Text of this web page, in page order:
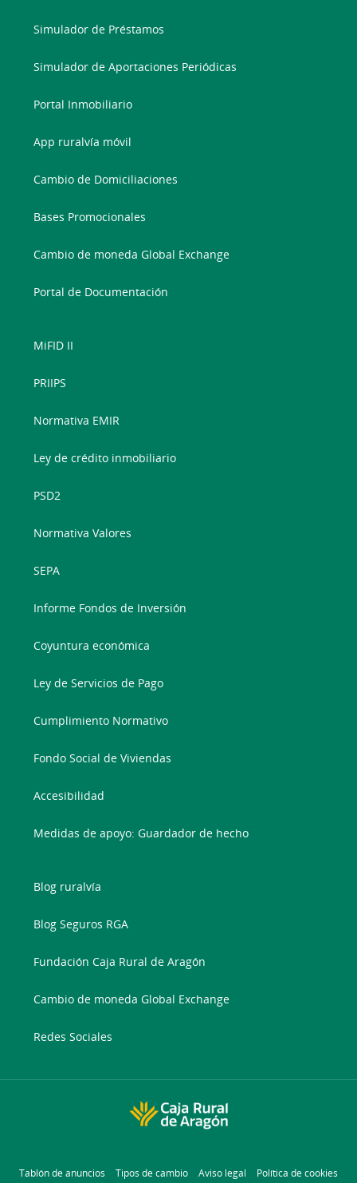
Simulador de Préstamos
Simulador de Aportaciones Periódicas
Portal Inmobiliario
App ruralvía móvil
Cambio de Domiciliaciones
Bases Promocionales
Cambio de moneda Global Exchange
Portal de Documentación
MiFID II
PRIIPS
Normativa EMIR
Ley de crédito inmobiliario
PSD2
Normativa Valores
SEPA
Informe Fondos de Inversión
Coyuntura económica
Ley de Servicios de Pago
Cumplimiento Normativo
Fondo Social de Viviendas
Accesibilidad
Medidas de apoyo: Guardador de hecho
Blog ruralvía
Blog Seguros RGA
Fundación Caja Rural de Aragón
Cambio de moneda Global Exchange
Redes Sociales
Tablón de anuncios Tipos de cambio Aviso legal Política de cookies